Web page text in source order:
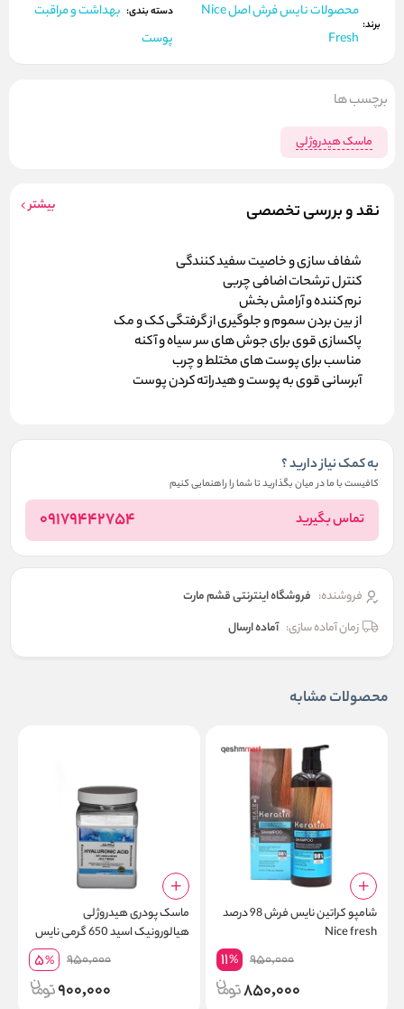
برند:
محصولات نایس فرش اصل Nice
Fresh
دسته بندی: بهداشت و مراقبت
پوست
نقد و بررسی تخصصی بیشتر
شفاف سازی و خاصیت سفید کنندگی
کنترل ترشحات اضافی چربی
نرم کننده و آرامش بخش
از بین بردن سموم و جلوگیری از گرفتگی کک و مک
پاکسازی قوی برای جوش های سر سیاه و آکنه
مناسب برای پوست های مختلط و چرب
آبرسانی قوی به پوست و هیدراته کردن پوست
به کمک نیاز دارید ؟
کافیست با ما در میان بگذارید تا شما را راهنمایی کنیم
تماس بگیرید 09179442754
فروشنده: فروشگاه اینترنتی قشم مارت
زمان آماده سازی: آماده ارسال
برچسب ها
ماسک هیدروژلی
محصولات مشابه
شامپو کراتین نایس فرش 98 درصد
Nice fresh
950,000
11%
850,000
ماسک پودری هیدروژلی
هیالورونیک اسید 650 گرمی نایس
950,000
5%
900,000